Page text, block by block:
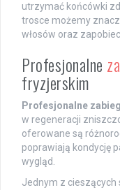
utrzymać końcówki
trosce możemy
włosów oraz
Profesjonalne
fryzjerskim
Profesjonalne
w regeneracji
oferowane są
poprawiają kondycję
wygląd.
Jednym z cieszących